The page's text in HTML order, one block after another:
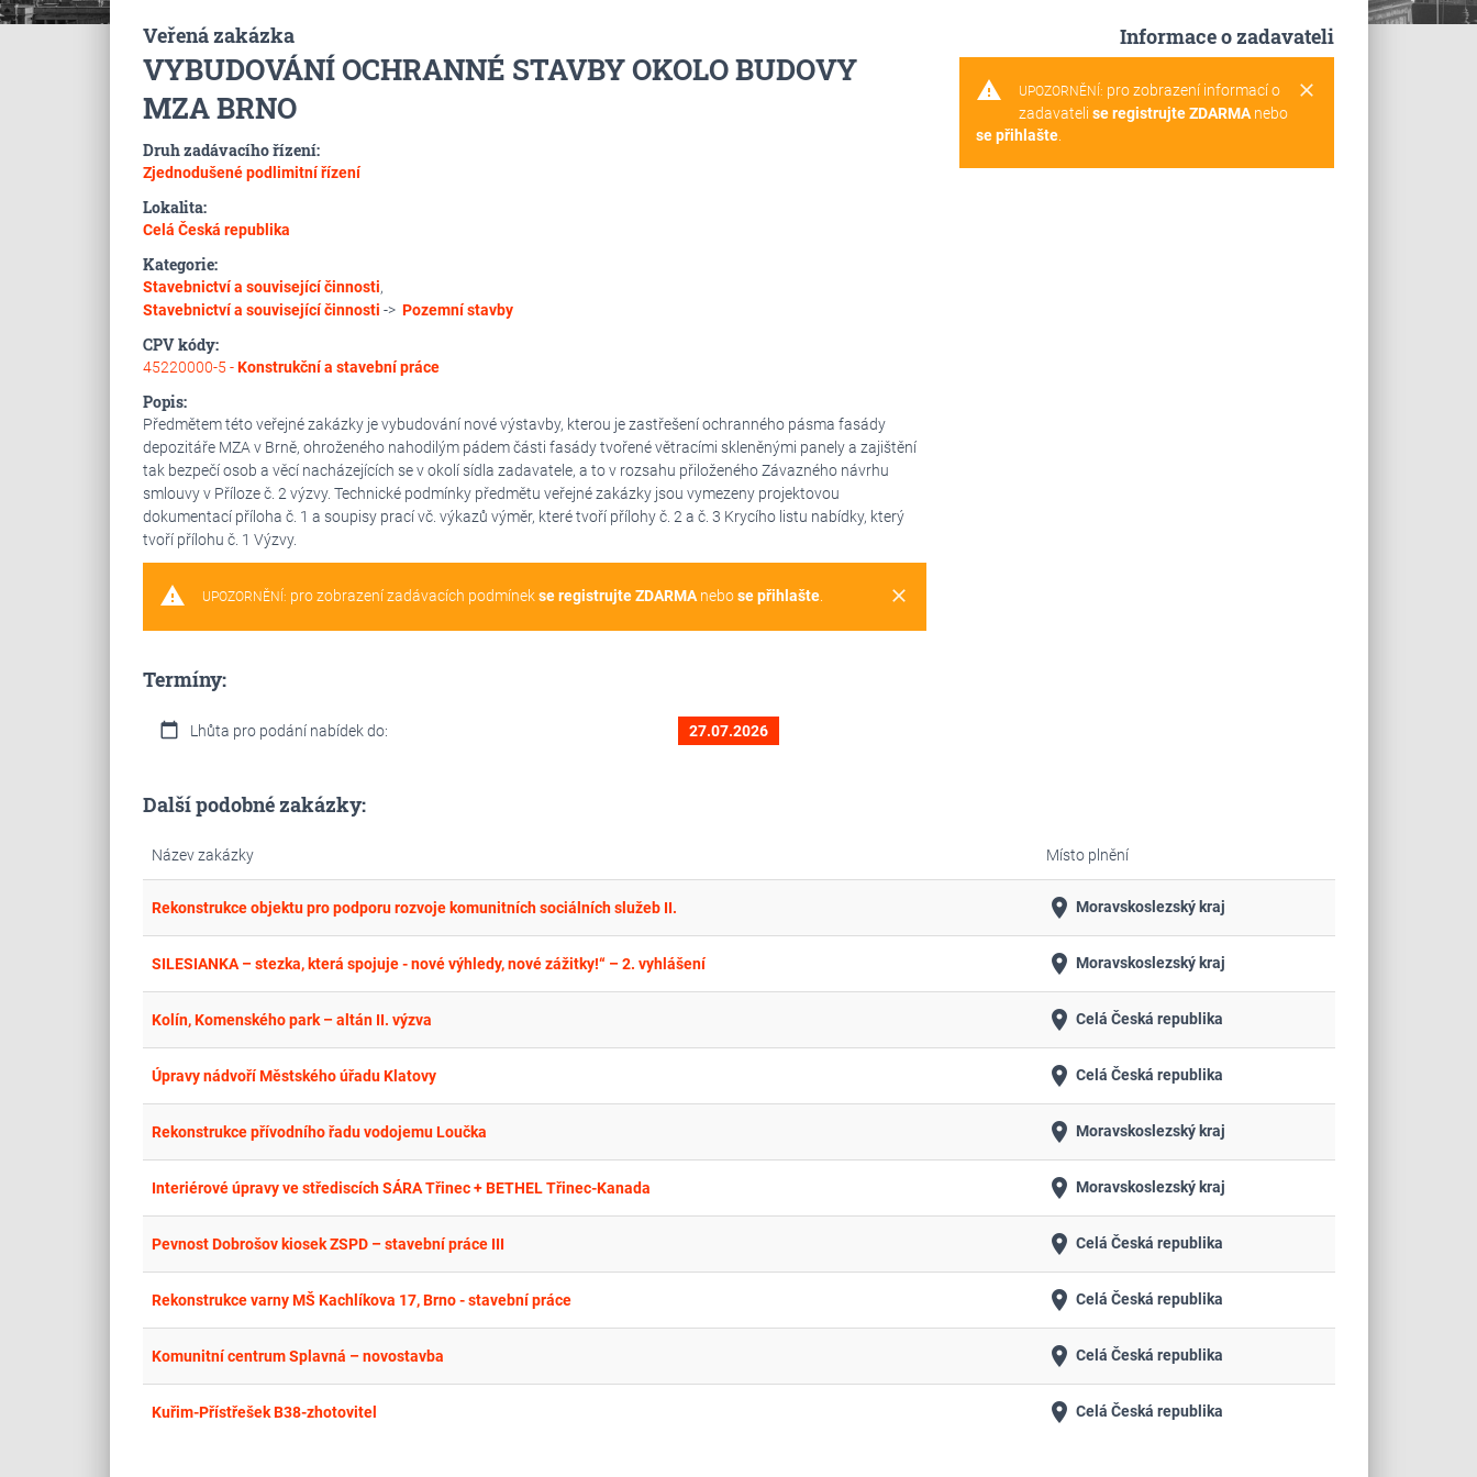
Veřená zakázka
VYBUDOVÁNÍ OCHRANNÉ STAVBY OKOLO BUDOVY
MZA BRNO
Druh zadávacího řízení:
Zjednodušené podlimitní řízení
Lokalita:
Celá Česká republika
Kategorie:
Stavebnictví a související činnosti,
Stavebnictví a související činnosti -> Pozemní stavby
CPV kódy:
45220000-5 -Konstrukční a stavební práce
Popis:
Předmětem této veřejné zakázky je vybudování nové výstavby, kterou je zastřešení ochranného pásma fasády
depozitáře MZA v Brně, ohroženého nahodilým pádem části fasády tvořené větracími skleněnými panely a zajištění
tak bezpečí osob a věcí nacházejících se v okolí sídla zadavatele, a to v rozsahu přiloženého Závazného návrhu
smlouvy v Příloze č. 2 výzvy. Technické podmínky předmětu veřejné zakázky jsou vymezeny projektovou
dokumentací příloha č. 1 a soupisy prací vč. výkazů výměr, které tvoří přílohy č. 2 a č. 3 Krycího listu nabídky, který
tvoří přílohu č. 1 Výzvy.
warning clear
UPOZORNĚNÍ: pro zobrazení zadávacích podmínekse registrujte ZDARMAnebose přihlašte.
Termíny:
calendar_today Lhůta pro podání nabídek do: 27.07.2026
Informace o zadavateli
warning clear
UPOZORNĚNÍ: pro zobrazení informací o
zadavateli se registrujte ZDARMAnebo
se přihlašte.
Další podobné zakázky:
Název zakázky Místo plnění
Rekonstrukce objektu pro podporu rozvoje komunitních sociálních služeb II. place Moravskoslezský kraj
SILESIANKA – stezka, která spojuje - nové výhledy, nové zážitky!“ – 2. vyhlášení place Moravskoslezský kraj
Kolín, Komenského park – altán II. výzva place Celá Česká republika
Úpravy nádvoří Městského úřadu Klatovy place Celá Česká republika
Rekonstrukce přívodního řadu vodojemu Loučka place Moravskoslezský kraj
Interiérové úpravy ve střediscích SÁRA Třinec + BETHEL Třinec-Kanada place Moravskoslezský kraj
Pevnost Dobrošov kiosek ZSPD – stavební práce III place Celá Česká republika
Rekonstrukce varny MŠ Kachlíkova 17, Brno - stavební práce place Celá Česká republika
Komunitní centrum Splavná – novostavba place Celá Česká republika
Kuřim-Přístřešek B38-zhotovitel place Celá Česká republika